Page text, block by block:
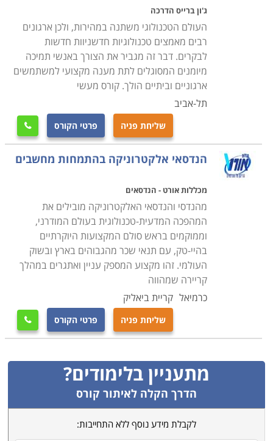
בחר את הקורס המתאים, מלא את הפרטים ואנחנו נחזור
אליך בהקדם.
ג'ון ברייס הדרכה
העולם הטכנולוגי משתנה במהירות, ולכן ארגונים
רבים מאמצים טכנולוגיות חדשניוות חדשות
לבקרים. דבר זה מגביר את הצורך באנשי תמיכה
מיומנים המסוגלים לתת מענה מקצועי למשתמשים
ארגוניים וביתיים הולך. קורס מעשי
תל-אביב
שליחת פניה פרטי הקורס 
הנדסאי אלקטרוניקה בהתמחות מחשבים
מכללות אורט - הנדסאים
מהנדסי והנדסאי האלקטרוניקה מובילים את
המהפכה המדעית-טכנולוגית בעולם המודרני,
וממוקמים בראש סולם המקצועות היוקרתיים
בהיי-טק, עם תנאי שכר מהגבוהים בארץ ובשוק
העולמי. זהו מקצוע המספק עניין ואתגרים במהלך
קריירה שמהווה
כרמיאל קריית ביאליק
שליחת פניה פרטי הקורס 
מתעניין בלימודים?
הדרך הקלה לאיתור קורס
לקבלת מידע נוסף ללא התחייבות: